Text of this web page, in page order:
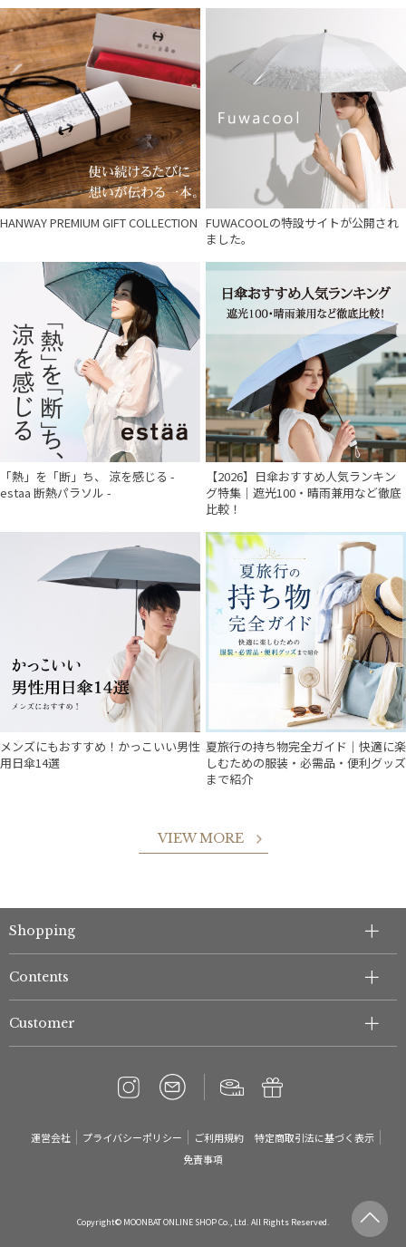
件
HANWAY PREMIUM GIFT COLLECTION FUWACOOLの特設サイトが公開され
ました。
「熱」を「断」ち、 涼を感じる -
estaa 断熱パラソル -
【2026】日傘おすすめ人気ランキン
グ特集｜遮光100・晴雨兼用など徹底
比較！
メンズにもおすすめ！かっこいい男性
用日傘14選
夏旅行の持ち物完全ガイド｜快適に楽
しむための服装・必需品・便利グッズ
まで紹介
VIEW MORE
Shopping
Contents
Customer
運営会社 プライバシーポリシー ご利用規約
特定商取引法に基づく表示
免責事項
Copyright© MOONBAT ONLINE SHOP Co., Ltd. All Rights Reserved.